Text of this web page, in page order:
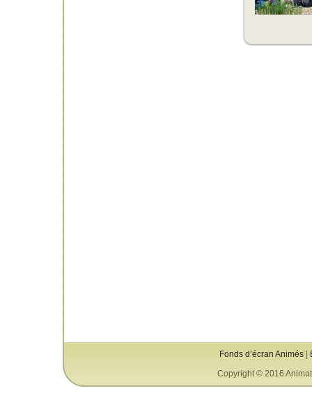
Fonds d’écran Animés|
Copyright © 2016